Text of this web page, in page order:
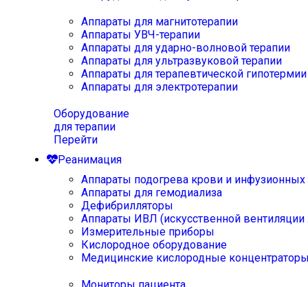
Аппараты для магнитотерапии
Аппараты УВЧ-терапии
Аппараты для ударно-волновой терапии
Аппараты для ультразвуковой терапии
Аппараты для терапевтической
Аппараты для электротерапии
Оборудование
для терапии
Перейти
Реанимация
Аппараты подогрева крови и инфузионных
Аппараты для гемодиализа
Дефибрилляторы
Аппараты ИВЛ (искусственной вентиляции
Измерительные приборы
Кислородное оборудование
Медицинские кислородные